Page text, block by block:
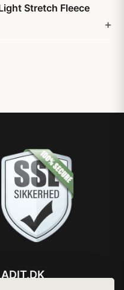
Stretch Fleece
ADIT.DK